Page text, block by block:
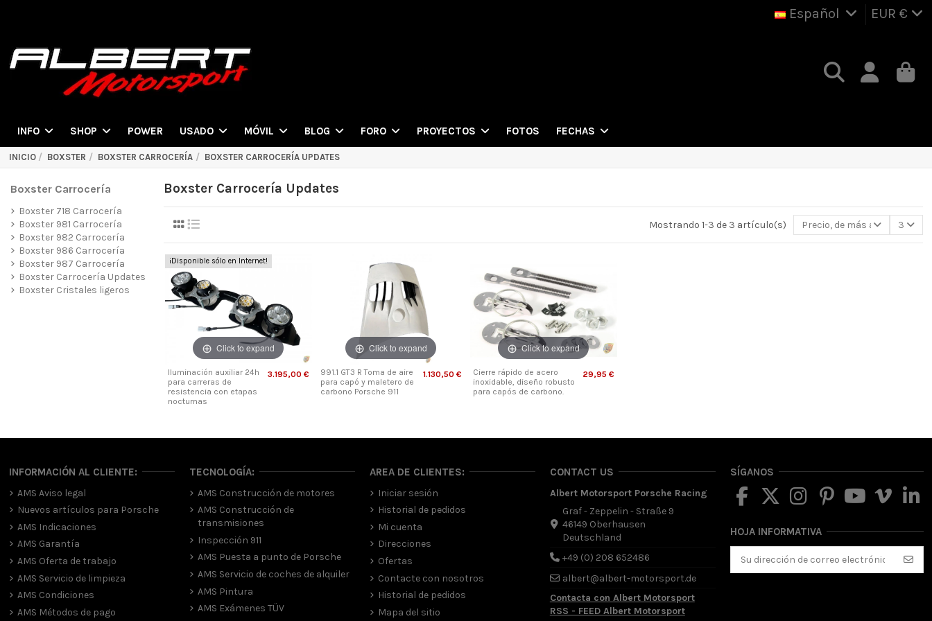
Español EUR €
INFO SHOP POWER USADO MÓVIL BLOG FORO PROYECTOS FOTOS FECHAS
INICIO BOXSTER BOXSTER CARROCERÍA BOXSTER CARROCERÍA UPDATES
Boxster Carrocería Updates
Mostrando 1-3 de 3 artículo(s) Precio, de más alto a más
3
Click to expand
¡Disponible sólo en Internet!
Iluminación auxiliar 24h
para carreras de
resistencia con etapas
nocturnas
3.195,00 €
Click to expand
991.1 GT3 R Toma de aire
para capó y maletero de
carbono Porsche 911
1.130,50 €
Click to expand
Cierre rápido de acero
inoxidable, diseño robusto
para capós de carbono.
29,95 €
Boxster Carrocería
Boxster 718 Carrocería
Boxster 981 Carrocería
Boxster 982 Carrocería
Boxster 986 Carrocería
Boxster 987 Carrocería
Boxster Carrocería Updates
Boxster Cristales ligeros
INFORMACIÓN AL CLIENTE:
AMS Aviso legal
Nuevos artículos para Porsche
AMS Indicaciones
AMS Garantía
AMS Oferta de trabajo
AMS Servicio de limpieza
AMS Condiciones
AMS Métodos de pago
TECNOLOGÍA:
AMS Construcción de motores
AMS Construcción de
transmisiones
Inspección 911
AMS Puesta a punto de Porsche
AMS Servicio de coches de alquiler
AMS Pintura
AMS Exámenes TÜV
AREA DE CLIENTES:
Iniciar sesión
Historial de pedidos
Mi cuenta
Direcciones
Ofertas
Contacte con nosotros
Historial de pedidos
Mapa del sitio
CONTACT US
Albert Motorsport Porsche Racing
Graf - Zeppelin - Straße 9
46149 Oberhausen
Deutschland
+49 (0) 208 652486
albert@albert-motorsport.de
Contacta con Albert Motorsport
RSS - FEED Albert Motorsport
SÍGANOS
HOJA INFORMATIVA